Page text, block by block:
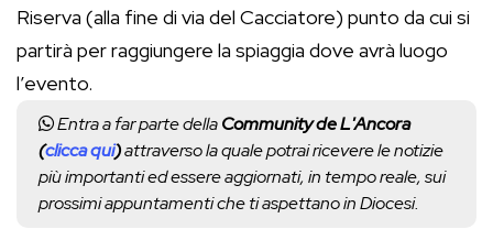
Riserva (alla fine di via del Cacciatore) punto da cui si
partirà per raggiungere la spiaggia dove avrà luogo
l’evento.
Entra a far parte dellaCommunity de L'Ancora
(clicca qui)attraverso la quale potrai ricevere le notizie
più importanti ed essere aggiornati, in tempo reale, sui
prossimi appuntamenti che ti aspettano in Diocesi.